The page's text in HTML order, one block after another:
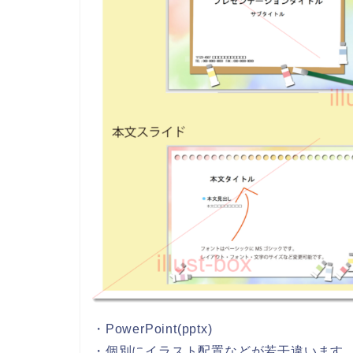
・PowerPoint(pptx)